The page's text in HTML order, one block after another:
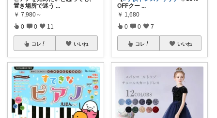
置き場所で迷う ...
￥ 7,980～
0 0 11
コレ いいね
OFFクー ...
￥ 1,680
0 0 7
コレ いいね